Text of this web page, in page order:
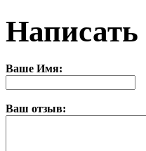
Написать
Ваше Имя:
Ваш отзыв: